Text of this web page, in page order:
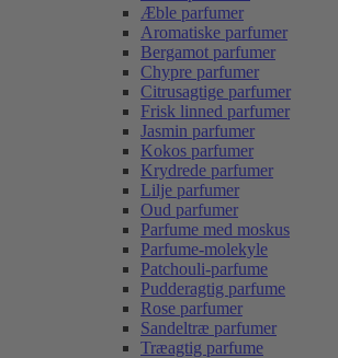
Æble parfumer
Aromatiske parfumer
Bergamot parfumer
Chypre parfumer
Citrusagtige parfumer
Frisk linned parfumer
Jasmin parfumer
Kokos parfumer
Krydrede parfumer
Lilje parfumer
Oud parfumer
Parfume med moskus
Parfume-molekyle
Patchouli-parfume
Pudderagtig parfume
Rose parfumer
Sandeltræ parfumer
Træagtig parfume